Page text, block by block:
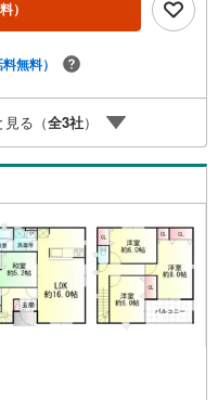
＞当社では【購入】【売
気になる住宅ローンや各種
！お子様連れのご家族皆様
時間:10:00～18:00（定休日:
り）現地のご案内も可能で
合わせください！
）
料無料）
る（全3社）